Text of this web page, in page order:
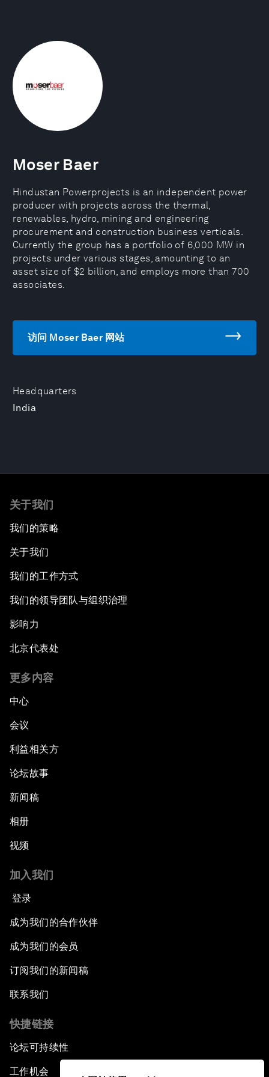
Headquarters
India
Moser Baer
Hindustan Powerprojects is an independent power
producer with projects across the thermal,
renewables, hydro, mining and engineering
procurement and construction business verticals.
Currently the group has a portfolio of 6,000 MW in
projects under various stages, amounting to an
asset size of $2 billion, and employs more than 700
associates.
访问 Moser Baer 网站
关于我们
我们的策略
关于我们
我们的工作方式
我们的领导团队与组织治理
影响力
北京代表处
更多内容
中心
会议
利益相关方
论坛故事
新闻稿
相册
视频
加入我们
登录
成为我们的合作伙伴
成为我们的会员
订阅我们的新闻稿
联系我们
快捷链接
论坛可持续性
工作机会